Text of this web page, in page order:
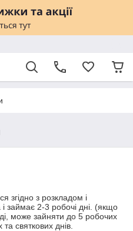
згідно з розкладом і
займає 2-3 робочі дні. (якщо
може зайняти до 5 робочих
святкових днів.